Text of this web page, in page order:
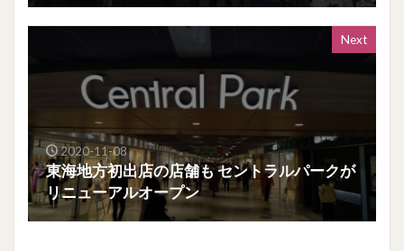
Next
2020-11-08
東海地方初出店の店舗も セントラルパークが
リニューアルオープン